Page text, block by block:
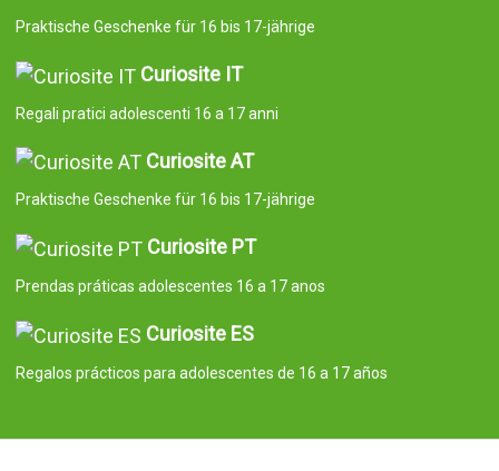
Praktische Geschenke für 16 bis 17-jährige
Curiosite IT
Regali pratici adolescenti 16 a 17 anni
Curiosite AT
Praktische Geschenke für 16 bis 17-jährige
Curiosite PT
Prendas práticas adolescentes 16 a 17 anos
Curiosite ES
Regalos prácticos para adolescentes de 16 a 17 años